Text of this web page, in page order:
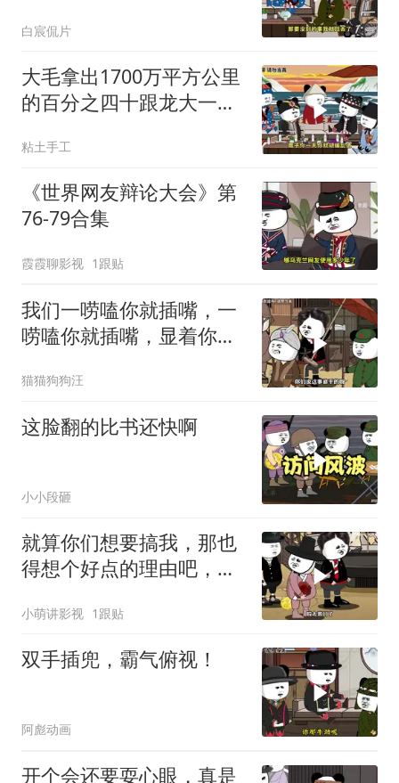
白宸侃片
大毛拿出1700万平方公里
的百分之四十跟龙大一起
粘土手工
《世界网友辩论大会》第
76-79合集
霞霞聊影视 1跟贴
我们一唠嗑你就插嘴，一
唠嗑你就插嘴，显着你
猫猫狗狗汪
这脸翻的比书还快啊
小小段砸
就算你们想要搞我，那也
得想个好点的理由吧，这
小萌讲影视 1跟贴
双手插兜，霸气俯视！
阿彪动画
开个会还要耍心眼，真是